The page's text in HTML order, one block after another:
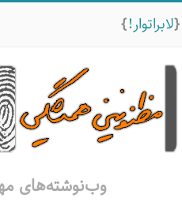
لابراتوار!
وب‌نوشته‌های